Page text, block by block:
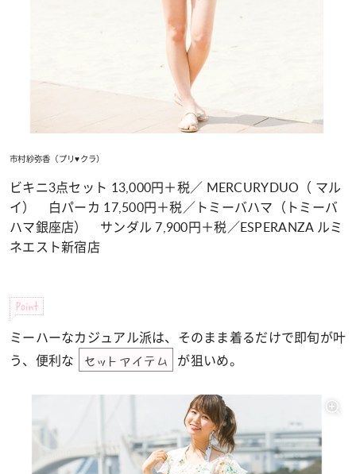
市村紗弥香（プリ♥クラ）
ビキニ3点セット 13,000円＋税／ MERCURYDUO（ マル
イ） 白パーカ 17,500円＋税／トミーバハマ（トミーバ
ハマ銀座店） サンダル 7,900円＋税／ESPERANZA ルミ
ネエスト新宿店
Point
ミーハーなカジュアル派は、そのまま着るだけで即旬が叶
う、便利な
セットアイテム が狙いめ。